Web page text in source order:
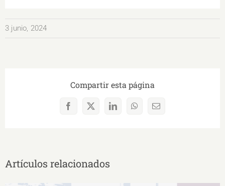
3 junio, 2024
Compartir esta página
Facebook
X LinkedInWhatsAppCorreo
Artículos relacionados